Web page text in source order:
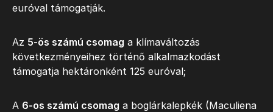
euróval támogatják.
Az 5-ös számú csomag a klímaváltozás
következményeihez történő alkalmazkodást
támogatja hektáronként 125 euróval;
A 6-os számú csomag a boglárkalepkék (Maculiena